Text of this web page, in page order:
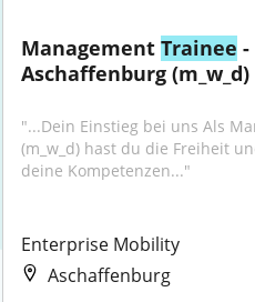
Management Trainee -
Aschaffenburg (m_w_d)
"...Dein Einstieg bei uns Als
(m_w_d) hast du die Freiheit
deine Kompetenzen..."
Enterprise Mobility
Aschaffenburg